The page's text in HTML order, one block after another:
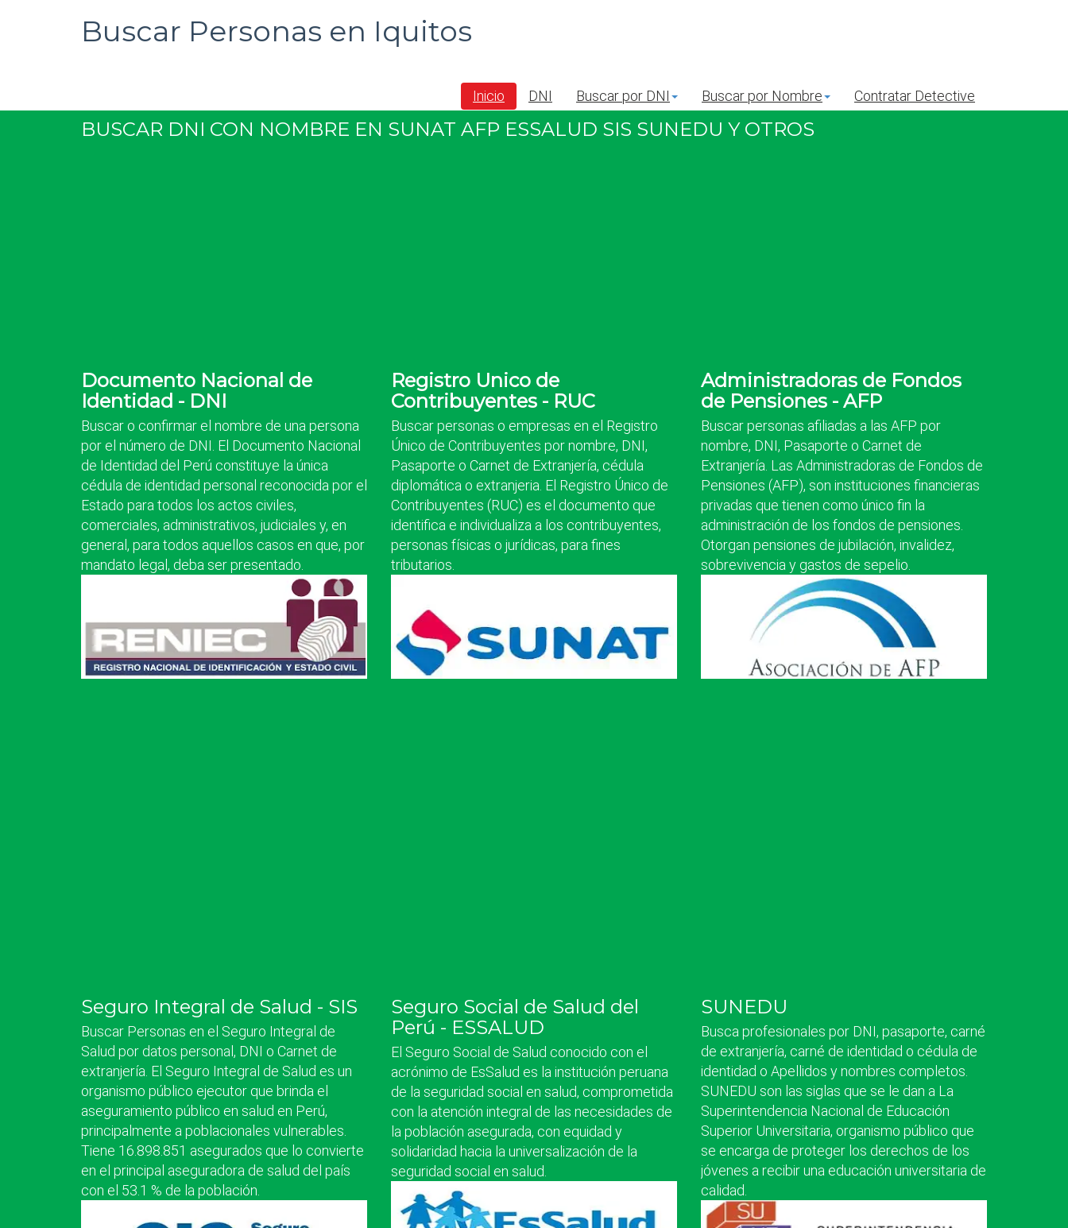
Buscar Personas en Iquitos
Inicio DNI Buscar por DNI Buscar por Nombre Contratar Detective
BUSCAR DNI CON NOMBRE EN SUNAT AFP ESSALUD SIS SUNEDU Y OTROS
Documento Nacional de
Identidad - DNI
Buscar o confirmar el nombre de una persona
por el número de DNI. El Documento Nacional
de Identidad del Perú constituye la única
cédula de identidad personal reconocida por el
Estado para todos los actos civiles,
comerciales, administrativos, judiciales y, en
general, para todos aquellos casos en que, por
mandato legal, deba ser presentado.
Registro Unico de
Contribuyentes - RUC
Buscar personas o empresas en el Registro
Único de Contribuyentes por nombre, DNI,
Pasaporte o Carnet de Extranjería, cédula
diplomática o extranjeria. El Registro Único de
Contribuyentes (RUC) es el documento que
identifica e individualiza a los contribuyentes,
personas físicas o jurídicas, para fines
tributarios.
Administradoras de Fondos
de Pensiones - AFP
Buscar personas afiliadas a las AFP por
nombre, DNI, Pasaporte o Carnet de
Extranjería. Las Administradoras de Fondos de
Pensiones (AFP), son instituciones financieras
privadas que tienen como único fin la
administración de los fondos de pensiones.
Otorgan pensiones de jubilación, invalidez,
sobrevivencia y gastos de sepelio.
Seguro Integral de Salud - SIS
Buscar Personas en el Seguro Integral de
Salud por datos personal, DNI o Carnet de
extranjería. El Seguro Integral de Salud es un
organismo público ejecutor que brinda el
aseguramiento público en salud en Perú,
principalmente a poblacionales vulnerables.
Tiene 16.898.851 asegurados que lo convierte
en el principal aseguradora de salud del país
con el 53.1 % de la población.
Seguro Social de Salud del
Perú - ESSALUD
El Seguro Social de Salud conocido con el
acrónimo de EsSalud es la institución peruana
de la seguridad social en salud, comprometida
con la atención integral de las necesidades de
la población asegurada, con equidad y
solidaridad hacia la universalización de la
seguridad social en salud.
SUNEDU
Busca profesionales por DNI, pasaporte, carné
de extranjería, carné de identidad o cédula de
identidad o Apellidos y nombres completos.
SUNEDU son las siglas que se le dan a La
Superintendencia Nacional de Educación
Superior Universitaria, organismo público que
se encarga de proteger los derechos de los
jóvenes a recibir una educación universitaria de
calidad.